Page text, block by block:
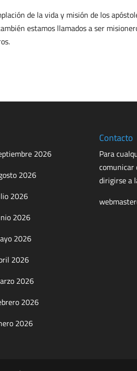
de la vida y misión de los
estamos llamados a ser
2026
2026
2026
2026
2026
2026
2026
2026
2026
Contacto
Para
comunicar
dirigirse a